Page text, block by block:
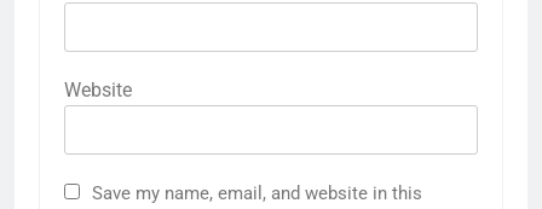
Website
Save my name, email, and website in this